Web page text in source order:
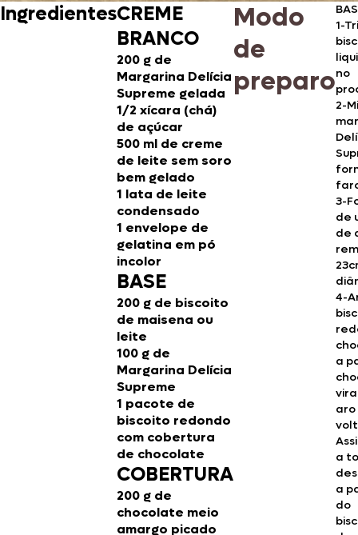
IngredientesCREME
BRANCO
200 g de
Margarina Delícia
Supreme gelada
1/2 xícara (chá)
de açúcar
500 ml de creme
de leite sem soro
bem gelado
1 lata de leite
condensado
1 envelope de
gelatina em pó
incolor
BASE
200 g de biscoito
de maisena ou
leite
100 g de
Margarina Delícia
Supreme
1 pacote de
biscoito redondo
com cobertura
de chocolate
COBERTURA
200 g de
chocolate meio
amargo picado
Modo
de
preparo
1-
no
2-
3-
de
de
4-
a
a
a
do